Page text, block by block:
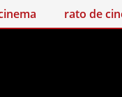
rato de cinema